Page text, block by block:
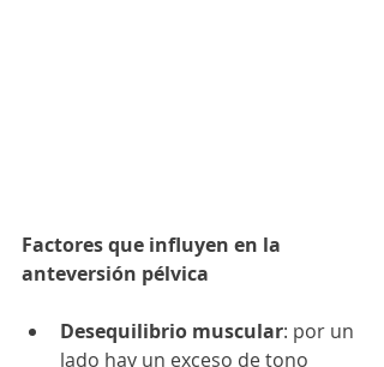
Factores que influyen en la
anteversión pélvica
Desequilibrio muscular: por un
lado hay un exceso de tono